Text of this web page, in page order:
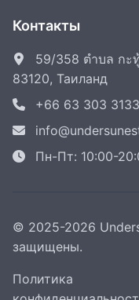
Контакты
59/358 ตำบล กะ
83120, Таиланд
+66 63 303 3133
Пн-Пт: 10:00-
© 2025-2026
защищены.
Политика